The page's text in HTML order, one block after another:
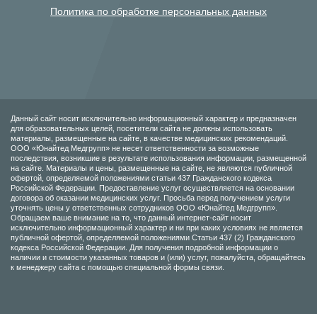
Политика по обработке персональных данных
Данный сайт носит исключительно информационный характер и предназначен
для образовательных целей, посетители сайта не должны использовать
материалы, размещенные на сайте, в качестве медицинских рекомендаций.
ООО «Юнайтед Медгрупп» не несет ответственности за возможные
последствия, возникшие в результате использования информации, размещенной
на сайте. Материалы и цены, размещенные на сайте, не являются публичной
офертой, определяемой положениями статьи 437 Гражданского кодекса
Российской Федерации. Предоставление услуг осуществляется на основании
договора об оказании медицинских услуг. Просьба перед получением услуги
уточнять цены у ответственных сотрудников ООО «Юнайтед Медгрупп».
Обращаем ваше внимание на то, что данный интернет-сайт носит
исключительно информационный характер и ни при каких условиях не является
публичной офертой, определяемой положениями Статьи 437 (2) Гражданского
кодекса Российской Федерации. Для получения подробной информации о
наличии и стоимости указанных товаров и (или) услуг, пожалуйста, обращайтесь
к менеджеру сайта с помощью специальной формы связи.